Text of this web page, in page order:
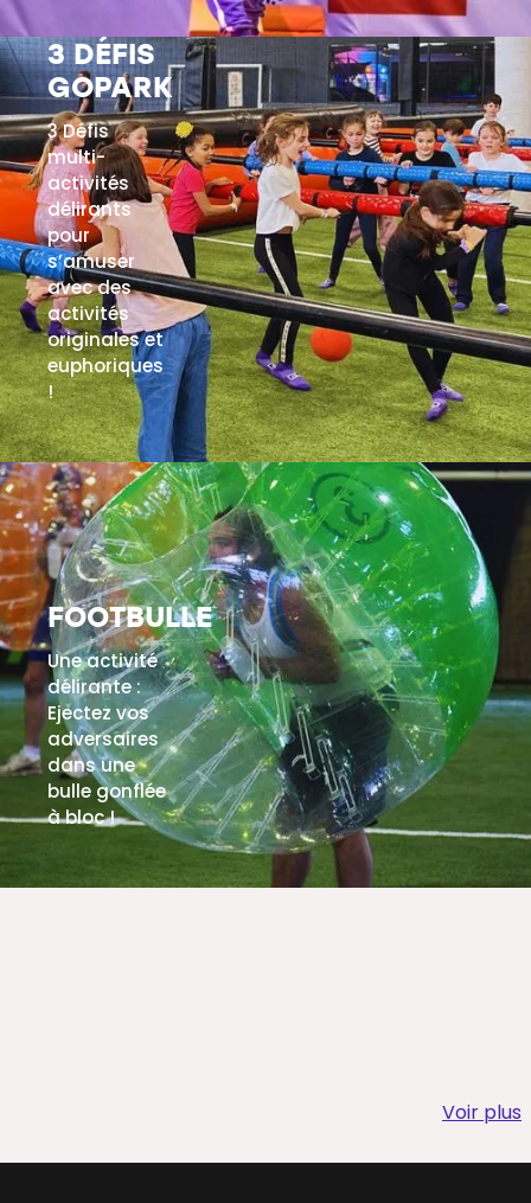
de rechange.
EN SAVOIR PLUS
3 DÉFIS
GOPARK
3 Défis
multi-
activités
délirants
pour
s’amuser
avec des
activités
originales et
euphoriques
!
EN SAVOIR PLUS
FOOTBULLE
Une activité
délirante :
Ejectez vos
adversaires
dans une
bulle gonflée
à bloc !
Voir plus